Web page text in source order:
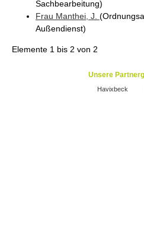
Sachbearbeitung)
Frau Manthei , J.
Außendienst)
Elemente 1 bis 2 von 2
Unsere
Havixbeck